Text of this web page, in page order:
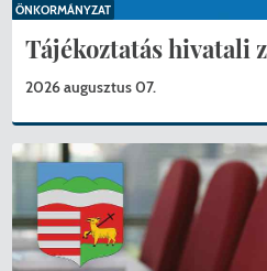
Tájékoztatás hivatali
2026 augusztus 07.
ÖNKORMÁNYZAT